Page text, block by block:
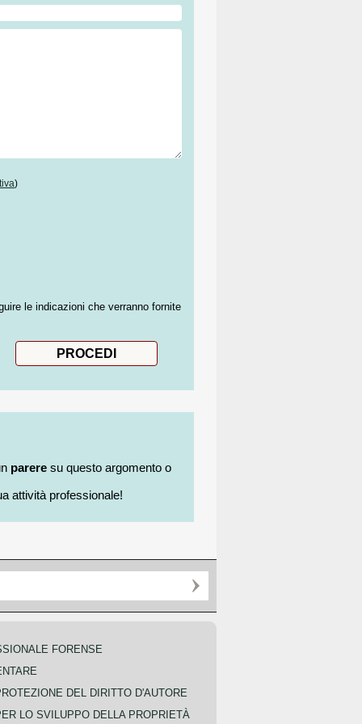
)
le indicazioni che verranno fornite
pareresu questo argomento o
attività professionale!
FORENSE
DEL DIRITTO D'AUTORE
LO SVILUPPO DELLA PROPRIETÀ